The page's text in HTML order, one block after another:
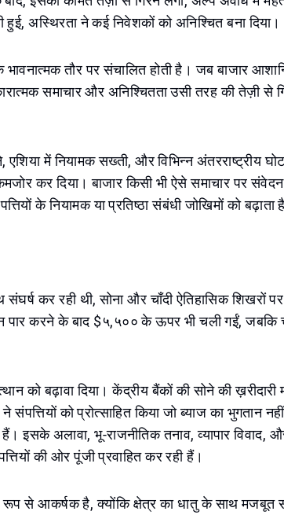
अस्थिरता ने कई निवेशकों को अनिश्चित बना दिया।
तौर पर संचालित होती है। जब बाजार
समाचार और अनिश्चितता उसी तरह की तेज़ी से
एशिया में नियामक सख्ती, और विभिन्न अंतरराष्ट्रीय
कर दिया। बाजार किसी भी ऐसे समाचार पर
के नियामक या प्रतिष्ठा संबंधी जोखिमों को बढ़ाता
कर रही थी, सोना और चाँदी ऐतिहासिक शिखरों
करने के बाद $५,५०० के ऊपर भी चली गईं, जबकि
को बढ़ावा दिया। केंद्रीय बैंकों की सोने की
संपत्तियों को प्रोत्साहित किया जो ब्याज का भुगतान
अलावा, भू-राजनीतिक तनाव, व्यापार विवाद,
की ओर पूंजी प्रवाहित कर रही हैं।
रूप से आकर्षक है, क्योंकि क्षेत्र का धातु के साथ